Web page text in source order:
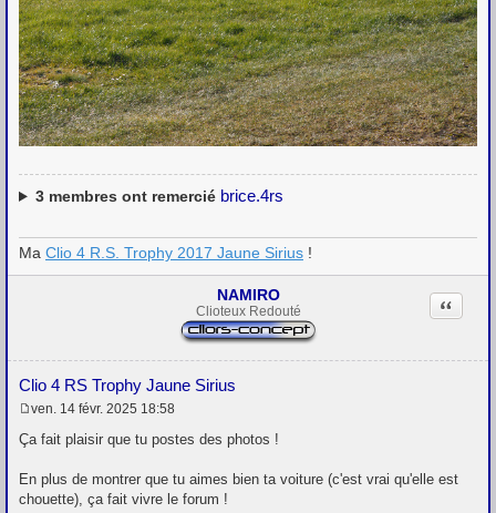
3membres ont remercié brice.4rs
Ma Clio 4 R.S. Trophy 2017 Jaune Sirius !
NAMIRO
Clioteux Redouté
Clio 4 RS Trophy Jaune Sirius
Citation
e
a
g
ven. 14 févr. 2025 18:58
Ça fait plaisir que tu postes des photos !
En plus de montrer que tu aimes bien ta voiture (c'est vrai qu'elle est
chouette), ça fait vivre le forum !